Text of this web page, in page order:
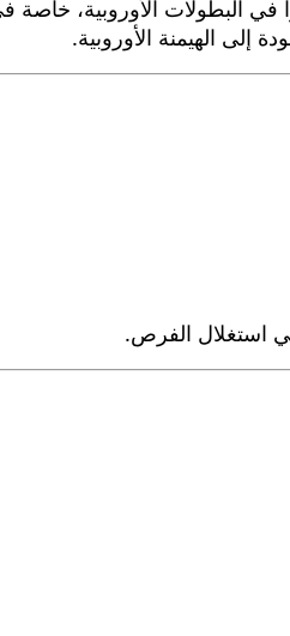
البطولات الأوروبية، خاصة
إلى الهيمنة الأوروبية.
استغلال الفرص.